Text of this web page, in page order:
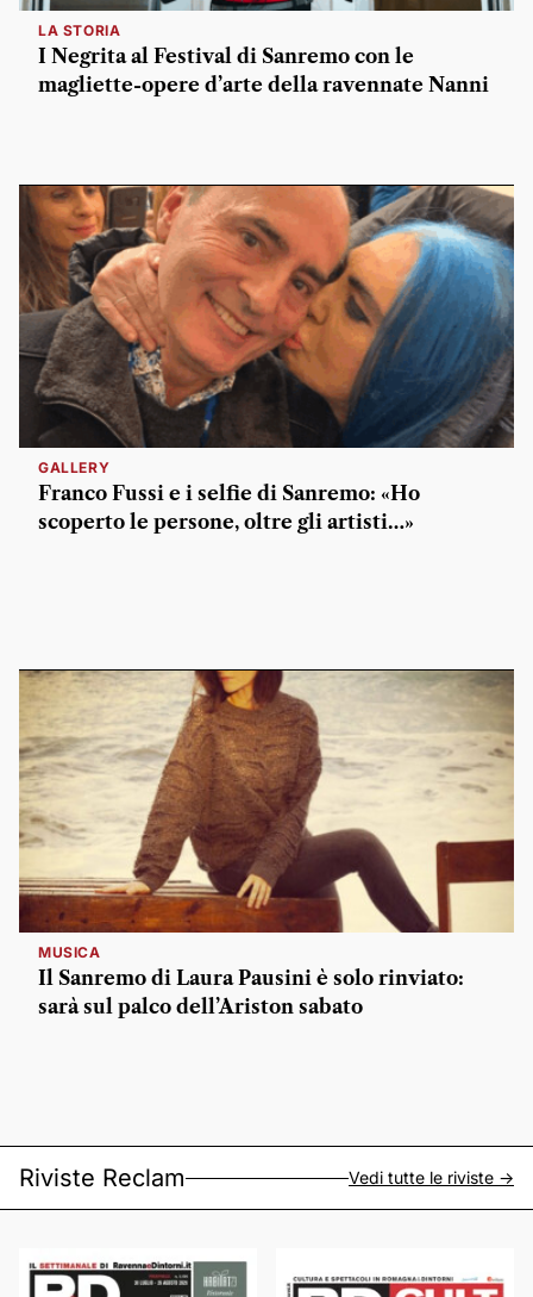
LA STORIA
I Negrita al Festival di Sanremo con le
magliette-opere d’arte della ravennate Nanni
GALLERY
Franco Fussi e i selfie di Sanremo: «Ho
scoperto le persone, oltre gli artisti…»
MUSICA
Il Sanremo di Laura Pausini è solo rinviato:
sarà sul palco dell’Ariston sabato
Riviste Reclam Vedi tutte le riviste ->